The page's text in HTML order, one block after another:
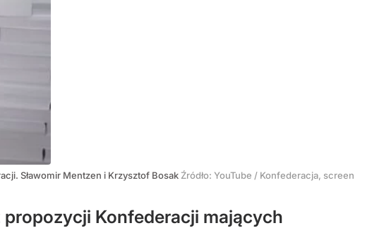
Sławomir Mentzen i Krzysztof Bosak Źródło: YouTube / Konfederacja, screen
Konfederacji mających